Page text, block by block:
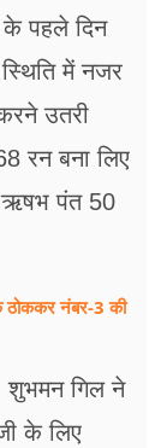
के पहले दिन
में नजर
उतरी
रन बना लिए
ऋषभ पंत 50
ठोककर नंबर-3 की
शुभमन गिल ने
के लिए